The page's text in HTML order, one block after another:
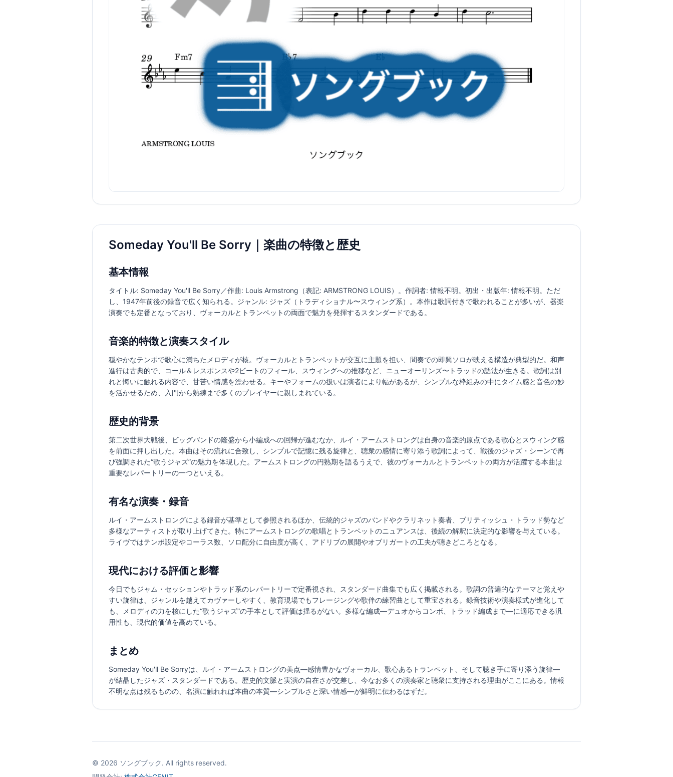
Someday You'll Be Sorry｜楽曲の特徴と歴史
基本情報
タイトル: Someday You'll Be Sorry／作曲: Louis Armstrong（表記: ARMSTRONG LOUIS）。作詞者: 情報不明。初出・出版年: 情報不明。ただ
し、1947年前後の録音で広く知られる。ジャンル: ジャズ（トラディショナル〜スウィング系）。本作は歌詞付きで歌われることが多いが、器楽
演奏でも定番となっており、ヴォーカルとトランペットの両面で魅力を発揮するスタンダードである。
音楽的特徴と演奏スタイル
穏やかなテンポで歌心に満ちたメロディが核。ヴォーカルとトランペットが交互に主題を担い、間奏での即興ソロが映える構造が典型的だ。和声
進行は古典的で、コール＆レスポンスや2ビートのフィール、スウィングへの推移など、ニューオーリンズ〜トラッドの語法が生きる。歌詞は別
れと悔いに触れる内容で、甘苦い情感を漂わせる。キーやフォームの扱いは演者により幅があるが、シンプルな枠組みの中にタイム感と音色の妙
を活かせるため、入門から熟練まで多くのプレイヤーに親しまれている。
歴史的背景
第二次世界大戦後、ビッグバンドの隆盛から小編成への回帰が進むなか、ルイ・アームストロングは自身の音楽的原点である歌心とスウィング感
を前面に押し出した。本曲はその流れに合致し、シンプルで記憶に残る旋律と、聴衆の感情に寄り添う歌詞によって、戦後のジャズ・シーンで再
び強調された“歌うジャズ”の魅力を体現した。アームストロングの円熟期を語るうえで、彼のヴォーカルとトランペットの両方が活躍する本曲は
重要なレパートリーの一つといえる。
有名な演奏・録音
ルイ・アームストロングによる録音が基準として参照されるほか、伝統的ジャズのバンドやクラリネット奏者、ブリティッシュ・トラッド勢など
多様なアーティストが取り上げてきた。特にアームストロングの歌唱とトランペットのニュアンスは、後続の解釈に決定的な影響を与えている。
ライヴではテンポ設定やコーラス数、ソロ配分に自由度が高く、アドリブの展開やオブリガートの工夫が聴きどころとなる。
現代における評価と影響
今日でもジャム・セッションやトラッド系のレパートリーで定番視され、スタンダード曲集でも広く掲載される。歌詞の普遍的なテーマと覚えや
すい旋律は、ジャンルを越えてカヴァーしやすく、教育現場でもフレージングや歌伴の練習曲として重宝される。録音技術や演奏様式が進化して
も、メロディの力を核にした“歌うジャズ”の手本として評価は揺るがない。多様な編成—デュオからコンボ、トラッド編成まで—に適応できる汎
用性も、現代的価値を高めている。
まとめ
Someday You'll Be Sorryは、ルイ・アームストロングの美点—感情豊かなヴォーカル、歌心あるトランペット、そして聴き手に寄り添う旋律—
が結晶したジャズ・スタンダードである。歴史的文脈と実演の自在さが交差し、今なお多くの演奏家と聴衆に支持される理由がここにある。情報
不明な点は残るものの、名演に触れれば本曲の本質—シンプルさと深い情感—が鮮明に伝わるはずだ。
© 2026 ソングブック. All rights reserved.